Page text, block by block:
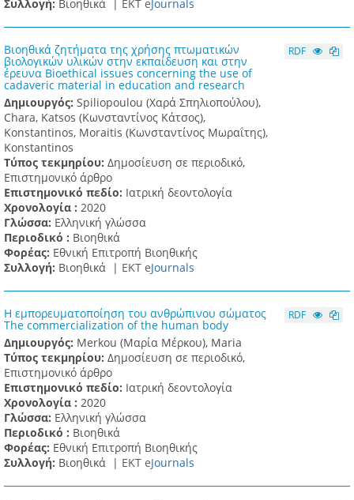
Συλλογή: Βιοηθικά | ΕΚΤ e Journals
Βιοηθικά ζητήματα της χρήσης πτωματικών
βιολογικών υλικών στην εκπαίδευση και στην
έρευνα Bioethical issues concerning the use of
cadaveric material in education and research
Δημιουργός: Spiliopoulou (Χαρά Σπηλιοπούλου),
Chara, Katsos (Κωνσταντίνος Κάτσος),
Konstantinos, Moraitis (Κωνσταντίνος Μωραΐτης),
Konstantinos
Τύπος τεκμηρίου: Δημοσίευση σε περιοδικό,
Επιστημονικό άρθρο
Επιστημονικό πεδίο: Ιατρική δεοντολογία
Χρονολογία : 2020
Γλώσσα: Ελληνική γλώσσα
Περιοδικό : Βιοηθικά
Φορέας: Εθνική Επιτροπή Βιοηθικής
Συλλογή: Βιοηθικά | ΕΚΤ eJournals
RDF
Η εμπορευματοποίηση του ανθρώπινου σώματος
The commercialization of the human body
Δημιουργός: Merkou (Μαρία Μέρκου), Maria
Τύπος τεκμηρίου: Δημοσίευση σε περιοδικό,
Επιστημονικό άρθρο
Επιστημονικό πεδίο: Ιατρική δεοντολογία
Χρονολογία : 2020
Γλώσσα: Ελληνική γλώσσα
Περιοδικό : Βιοηθικά
Φορέας: Εθνική Επιτροπή Βιοηθικής
Συλλογή: Βιοηθικά | ΕΚΤ eJournals
RDF